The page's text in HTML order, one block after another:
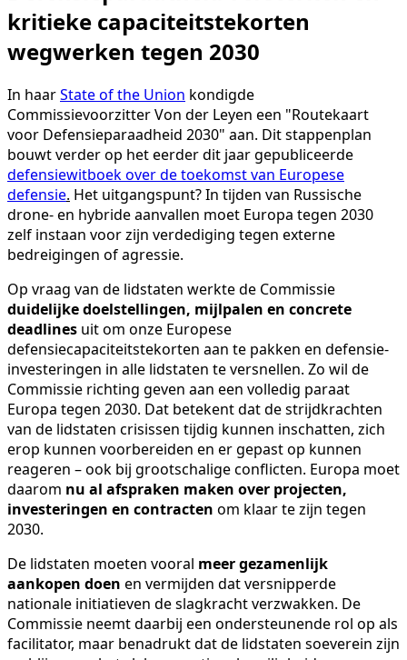
kritieke capaciteitstekorten
wegwerken tegen 2030
In haarState of the Union kondigde
Commissievoorzitter Von der Leyen een "Routekaart
voor Defensieparaadheid 2030" aan. Dit stappenplan
bouwt verder op het eerder dit jaar gepubliceerde
defensiewitboek over de toekomst van Europese
defensie. Het uitgangspunt? In tijden van Russische
drone- en hybride aanvallen moet Europa tegen 2030
zelf instaan voor zijn verdediging tegen externe
bedreigingen of agressie.
Op vraag van de lidstaten werkte de Commissie
duidelijke doelstellingen, mijlpalen en concrete
deadlines uit om onze Europese
defensiecapaciteitstekorten aan te pakken en defensie-
investeringen in alle lidstaten te versnellen. Zo wil de
Commissie richting geven aan een volledig paraat
Europa tegen 2030. Dat betekent dat de strijdkrachten
van de lidstaten crisissen tijdig kunnen inschatten, zich
erop kunnen voorbereiden en er gepast op kunnen
reageren – ook bij grootschalige conflicten. Europa moet
daarom nu al afspraken maken over projecten,
investeringen en contracten om klaar te zijn tegen
2030.
De lidstaten moeten vooral meer gezamenlijk
aankopen doen en vermijden dat versnipperde
nationale initiatieven de slagkracht verzwakken. De
Commissie neemt daarbij een ondersteunende rol op als
facilitator, maar benadrukt dat de lidstaten soeverein zijn